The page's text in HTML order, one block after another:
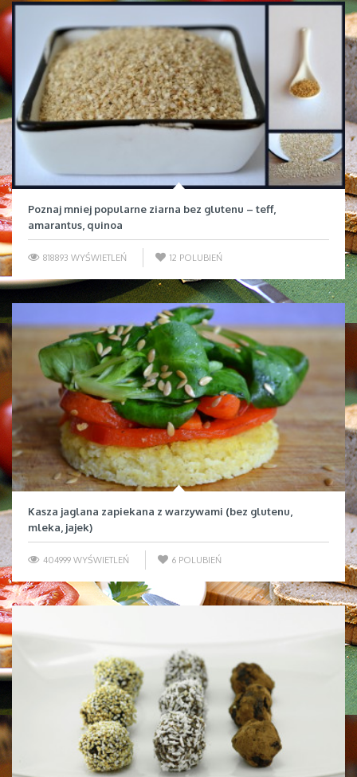
Poznaj mniej popularne ziarna bez glutenu – teff,
amarantus, quinoa
818893 WYŚWIETLEŃ 12 POLUBIEŃ
Kasza jaglana zapiekana z warzywami (bez glutenu,
mleka, jajek)
404999 WYŚWIETLEŃ 6 POLUBIEŃ